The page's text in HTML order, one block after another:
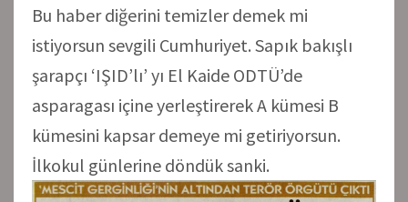
Bu haber diğerini temizler demek mi
istiyorsun sevgili Cumhuriyet. Sapık bakışlı
şarapçı ‘IŞID’lı’ yı El Kaide ODTÜ’de
asparagası içine yerleştirerek A kümesi B
kümesini kapsar demeye mi getiriyorsun.
İlkokul günlerine döndük sanki.